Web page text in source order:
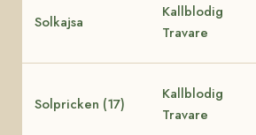
Solkajsa
Kallblodig
Travare
Solpricken (17)
Kallblodig
Travare